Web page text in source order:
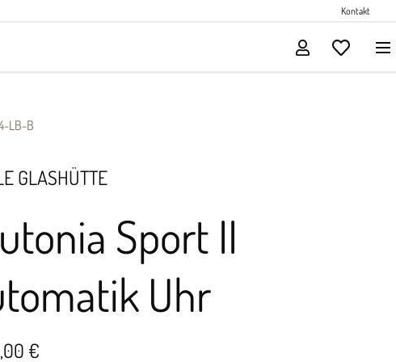
Kontakt
LB-B
GLASHÜTTE
Sport II
Uhr
€